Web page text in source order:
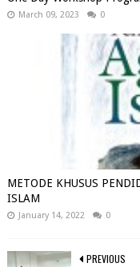
March 09, 2023 0
METODE KHUSUS
ISLAM
January 14, 2022 0
PREVIOUS